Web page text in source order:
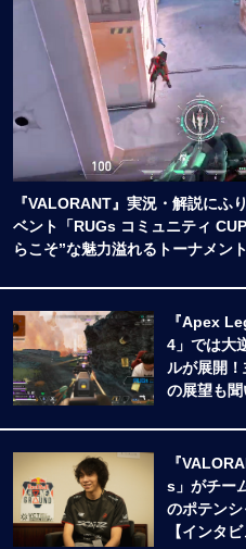
『VALORANT』実況・解説にふ
ベント「RUGs コミュニティ
らこそ”な魅力溢れるトーナメン
『Apex
4」では大
ルが展開
の展望も聞
『
s」がチー
のポテンシ
【インタビ